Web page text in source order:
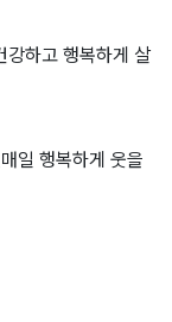
강하고 행복하게 살
일 행복하게 웃을